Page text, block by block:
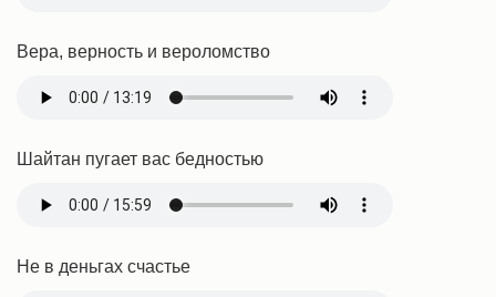
Вера, верность и вероломство
Шайтан пугает вас бедностью
Не в деньгах счастье